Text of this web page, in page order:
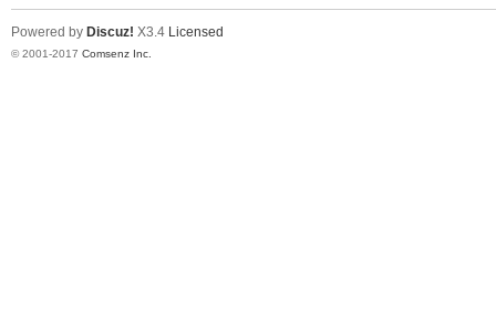
Powered by Discuz! X3.4 Licensed
© 2001-2017 Comsenz Inc.